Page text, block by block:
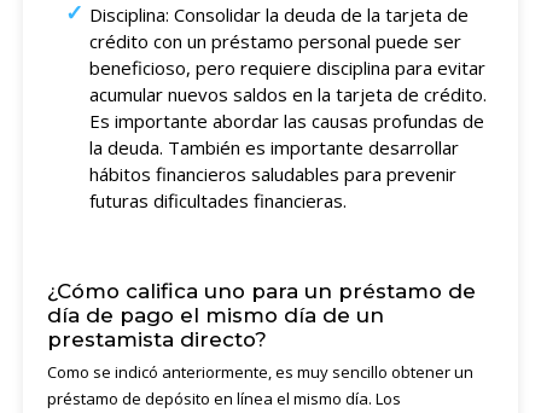
Disciplina: Consolidar la deuda de la tarjeta de
crédito con un préstamo personal puede ser
beneficioso, pero requiere disciplina para evitar
acumular nuevos saldos en la tarjeta de crédito.
Es importante abordar las causas profundas de
la deuda. También es importante desarrollar
hábitos financieros saludables para prevenir
futuras dificultades financieras.
¿Cómo califica uno para un préstamo de
día de pago el mismo día de un
prestamista directo?
Como se indicó anteriormente, es muy sencillo obtener un
préstamo de depósito en línea el mismo día. Los